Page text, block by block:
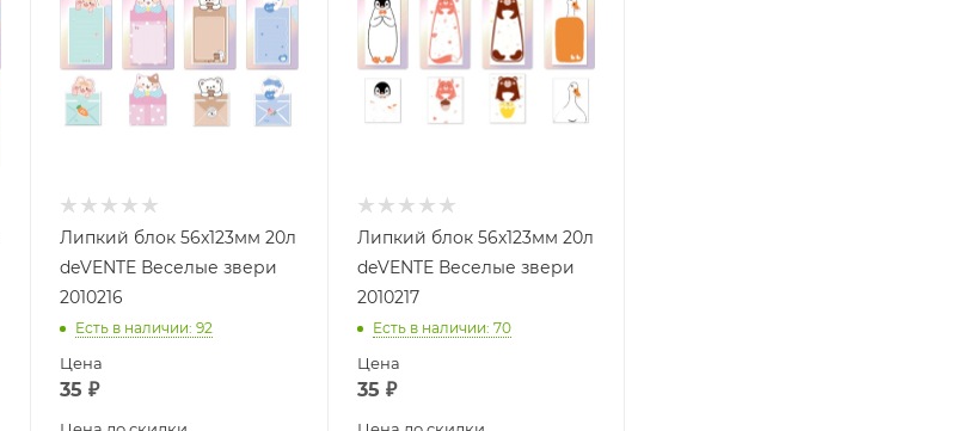
Липкий блок 56x123мм 20л
deVENTE Веселые звери
2010216
Есть в наличии: 92
Цена
35 ₽
Липкий блок 56x123мм 20л
deVENTE Веселые звери
2010217
Есть в наличии: 70
Цена
35 ₽